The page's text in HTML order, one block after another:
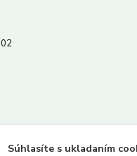
Súhlasíte s ukladaním